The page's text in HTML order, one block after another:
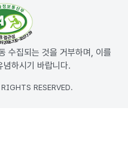
수집되는 것을 거부하며, 이를
념하시기 바랍니다.
RESERVED.